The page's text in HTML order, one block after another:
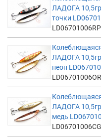
ЛАДОГА
точки
LD06701006RP
ЛАДОГА
неон
ЛАДОГА
медь
LD06701006CG